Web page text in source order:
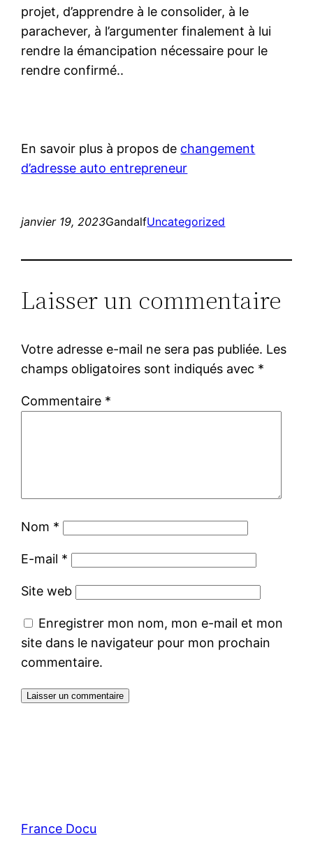
projet, d’apprendre à le consolider, à le
parachever, à l’argumenter finalement à lui
rendre la émancipation nécessaire pour le
rendre confirmé..
En savoir plus à propos de changement
d’adresse auto entrepreneur
janvier 19, 2023GandalfUncategorized
Laisser un commentaire
Votre adresse e-mail ne sera pas publiée. Les
champs obligatoires sont indiqués avec *
Commentaire *
Nom *
E-mail *
Site web
Enregistrer mon nom, mon e-mail et mon
site dans le navigateur pour mon prochain
commentaire.
France Docu